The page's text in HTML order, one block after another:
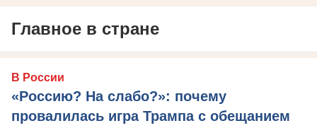
Главное в стране
В России
«Россию? На слабо?»: почему
провалилась игра Трампа с обещанием